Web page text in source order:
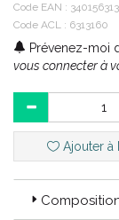
Confort
Adulte.
10 Capsules
10
+10
Code EAN :
Code ACL : 6313160
Prévenez-moi
vous connecter à
Ajouter à